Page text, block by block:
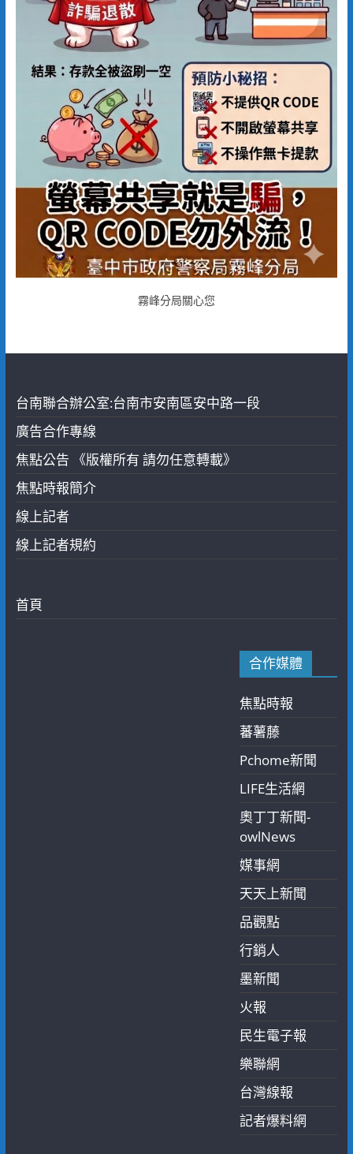
霧峰分局關心您
台南聯合辦公室:台南市安南區安中路一段
廣告合作專線
焦點公告 《版權所有 請勿任意轉載》
焦點時報簡介
線上記者
線上記者規約
首頁
合作媒體
焦點時報
蕃薯藤
Pchome新聞
LIFE生活網
奧丁丁新聞-
owlNews
媒事網
天天上新聞
品觀點
行銷人
墨新聞
火報
民生電子報
樂聯網
台灣線報
記者爆料網